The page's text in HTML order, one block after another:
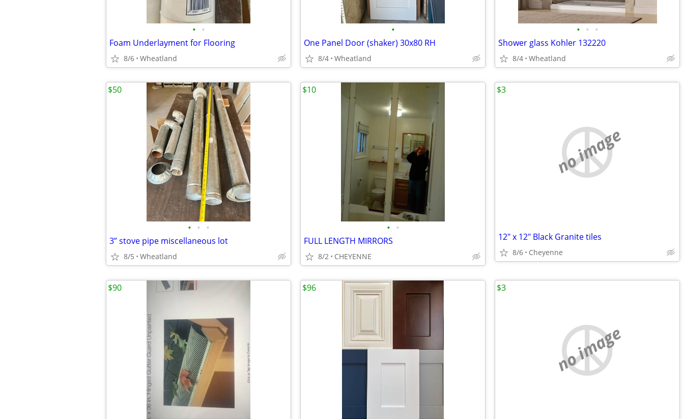
• •
Foam Underlayment for Flooring
8/6 Wheatland
•
One Panel Door (shaker) 30x80 RH
8/4 Wheatland
• • •
Shower glass Kohler 132220
8/4 Wheatland
• • •
3” stove pipe miscellaneous lot
8/5 Wheatland
$50
• •
FULL LENGTH MIRRORS
8/2 CHEYENNE
$10
no image
12" x 12" Black Granite tiles
8/6 Cheyenne
$3
$90 $96
no image
$3